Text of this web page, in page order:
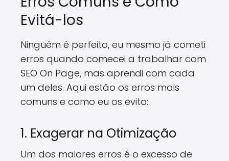
Evitá-los
Ninguém é perfeito, eu mesmo já cometi
erros quando comecei a trabalhar com
SEO On Page, mas aprendi com cada
um deles. Aqui estão os erros mais
comuns e como eu os evito:
1. Exagerar na Otimização
Um dos maiores erros é o excesso de